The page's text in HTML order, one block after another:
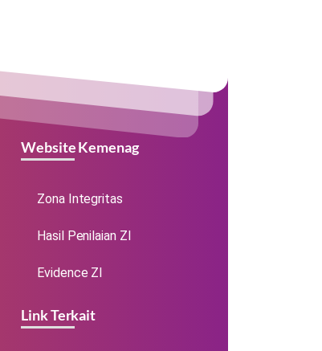
Website Kemenag
Zona Integritas
Hasil Penilaian ZI
Evidence ZI
Link Terkait